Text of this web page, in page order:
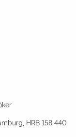
HRB 158 440